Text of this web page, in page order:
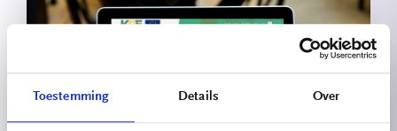
Toestemming Details Over